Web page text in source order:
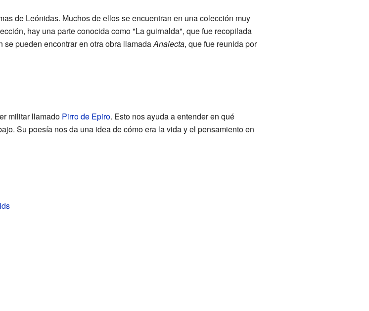
de Leónidas. Muchos de ellos se encuentran en una colección muy
hay una parte conocida como "La guirnalda", que fue recopilada
se pueden encontrar en otra obra llamadaAnalecta, que fue reunida por
militar llamado Pirro de Epiro. Esto nos ayuda a entender en qué
Su poesía nos da una idea de cómo era la vida y el pensamiento en